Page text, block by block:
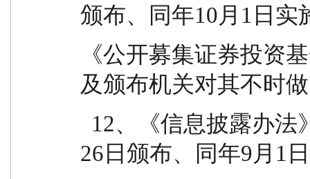
颁布、同年10月1日实
《公开募集证券投资
及颁布机关对其不时
26日颁布、同年9月1